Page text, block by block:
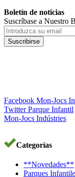
Boletín de noticias
Suscríbase a Nuestro
Suscribirse
Facebook Mon-Jocs
Twitter Parque Infantil
Mon-Jocs Indústries
Categorías
**Novedades**
Parques